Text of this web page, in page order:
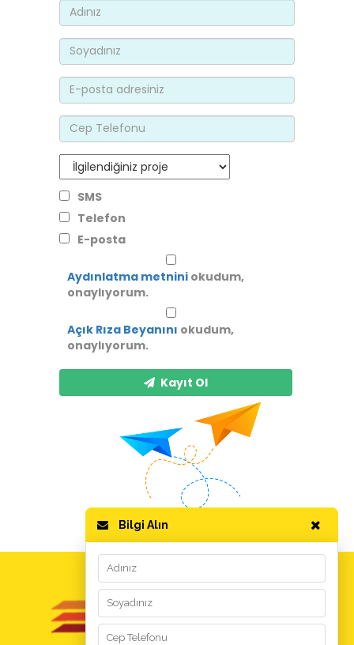
Bilgi Alın
SMS
Telefon
E-posta
Aydınlatma metnini okudum,
onaylıyorum.
Açık Rıza Beyanını okudum,
onaylıyorum.
Kayıt Ol